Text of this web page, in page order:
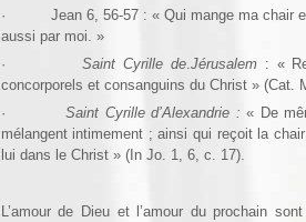
· Jean 6, 56-57 : « Qui mange ma chair et
aussi par moi. »
· Saint Cyrille de.Jérusalem : «
concorporels et consanguins du Christ » (Cat.
·Saint Cyrille d’Alexandrie :« De
mélangent intimement ; ainsi qui reçoit la
lui dans le Christ » (In Jo. 1, 6, c. 17).
L’amour de Dieu et l’amour du prochain